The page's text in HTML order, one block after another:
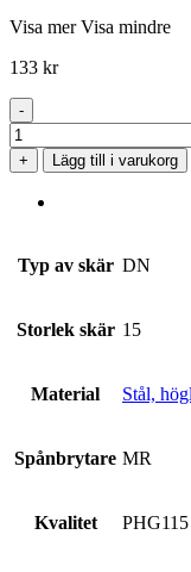
Visa mer Visa mindre
133 kr
-
DNMG
150408-
MR
PHG115
+ Lägg till i varukorg
Typ av skär DN
Storlek skär 15
Material Stål,
Spånbrytare MR
Kvalitet PHG115